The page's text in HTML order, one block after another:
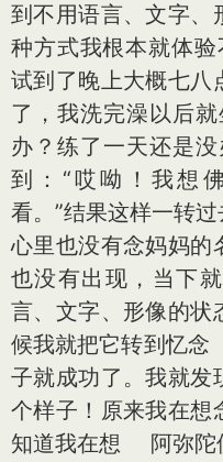
到不用语言、文字、
种方式我根本就体
试到了晚上大概七八
了，我洗完澡以后
办？练了一天还是
到：“哎呦！我想
看。”结果这样一转
心里也没有念妈妈的
也没有出现，当下
言、文字、形像的状
候我就把它转到忆
子就成功了。我就发
个样子！原来我在想
知道我在想 阿弥陀